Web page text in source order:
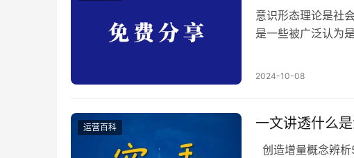
意识形态理论是社
是一些被广泛认为
2024-10-08
运营百科 一文讲透什么
创造增量概念辨